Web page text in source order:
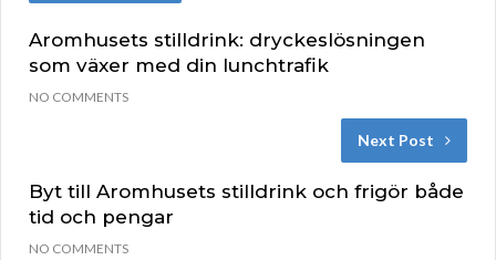
Aromhusets stilldrink: dryckeslösningen
som växer med din lunchtrafik
NO COMMENTS
Next Post
Byt till Aromhusets stilldrink och frigör både
tid och pengar
NO COMMENTS